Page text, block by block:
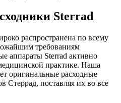
Sterrad
распространена по всему
требованиям
аппараты Sterrad активно
практике. Наша
оригинальные расходные
Стеррад, поставляя их во все